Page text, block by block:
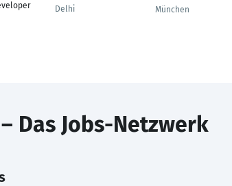
Delhi
München
Das Jobs-Netzwerk